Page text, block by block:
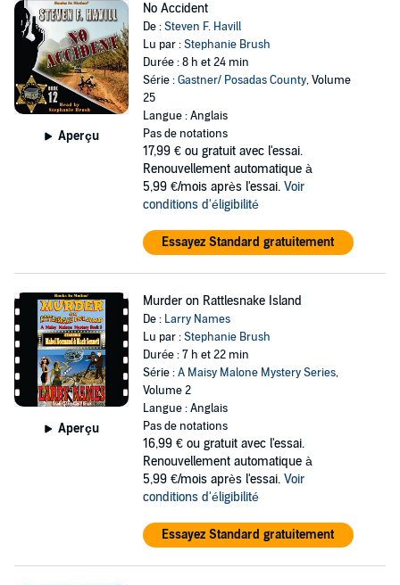
Aperçu
No Accident
De :Steven F. Havill
Lu par :Stephanie Brush
Durée : 8 h et 24 min
Série :Gastner/ Posadas County, Volume
25
Langue : Anglais
Pas de notations
17,99 € ou gratuit avec l'essai.
Renouvellement automatique à
5,99 €/mois après l'essai. Voir
conditions d'éligibilité
Essayez Standard gratuitement
Aperçu
Murder on Rattlesnake Island
De : Larry Names
Lu par :Stephanie Brush
Durée : 7 h et 22 min
Série :A Maisy Malone Mystery Series,
Volume 2
Langue : Anglais
Pas de notations
16,99 € ou gratuit avec l'essai.
Renouvellement automatique à
5,99 €/mois après l'essai. Voir
conditions d'éligibilité
Essayez Standard gratuitement